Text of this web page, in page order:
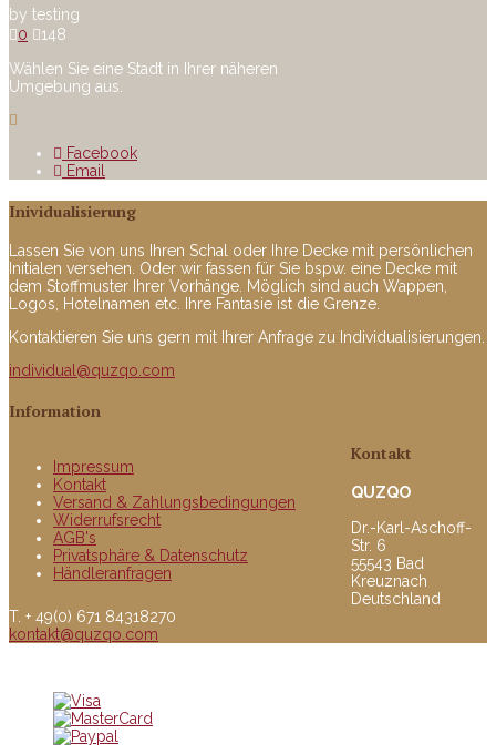
by testing
0
148
Wählen Sie eine Stadt in Ihrer näheren
Umgebung aus.
Facebook
Email
Inividualisierung
Lassen Sie von uns Ihren Schal oder Ihre Decke mit persönlichen
Initialen versehen. Oder wir fassen für Sie bspw. eine Decke mit
dem Stoffmuster Ihrer Vorhänge. Möglich sind auch Wappen,
Logos, Hotelnamen etc. Ihre Fantasie ist die Grenze.
Kontaktieren Sie uns gern mit Ihrer Anfrage zu Individualisierungen.
individual@quzqo.com
Information
Impressum
Kontakt
Versand & Zahlungsbedingungen
Widerrufsrecht
AGB's
Privatsphäre & Datenschutz
Händleranfragen
Kontakt
QUZQO
Dr.-Karl-Aschoff-
Str. 6
55543 Bad
Kreuznach
Deutschland
T. + 49(0) 671 84318270
kontakt@quzqo.com